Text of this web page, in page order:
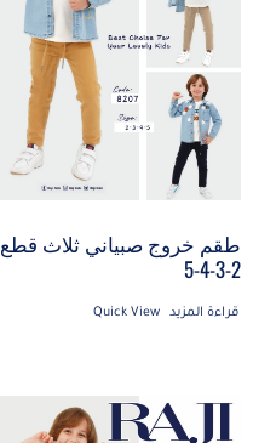
طقم خروج صبياني ثلاث قطع
2-3-4-5
قراءة المزيد Quick View